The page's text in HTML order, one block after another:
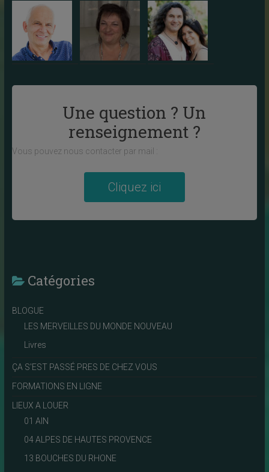
Une question ? Un
renseignement ?
Vous pouvez nous contacter par mail :
Cliquez ici
Catégories
BLOGUE
LES MERVEILLES DU MONDE NOUVEAU
Livres
ÇA S'EST PASSÉ PRES DE CHEZ VOUS
FORMATIONS EN LIGNE
LIEUX A LOUER
01 AIN
04 ALPES DE HAUTES PROVENCE
13 BOUCHES DU RHONE